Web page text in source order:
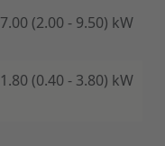
7.00 (2.00 - 9.50) kW
1.80 (0.40 - 3.80) kW